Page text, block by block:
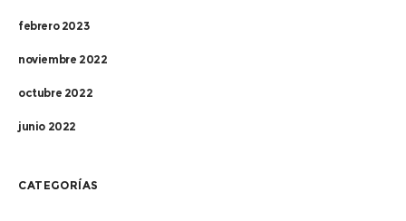
febrero 2023
noviembre 2022
octubre 2022
junio 2022
CATEGORÍAS